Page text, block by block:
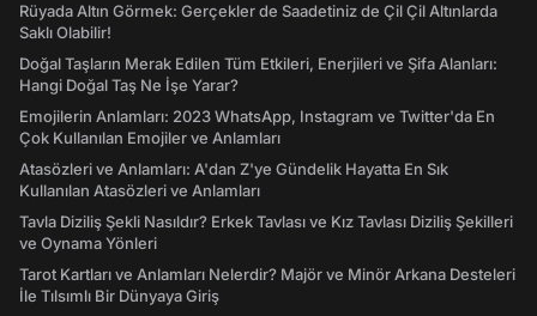
Rüyada Altın Görmek: Gerçekler de Saadetiniz de Çil Çil Altınlarda
Saklı Olabilir!
Doğal Taşların Merak Edilen Tüm Etkileri, Enerjileri ve Şifa Alanları:
Hangi Doğal Taş Ne İşe Yarar?
Emojilerin Anlamları: 2023 WhatsApp, Instagram ve Twitter'da En
Çok Kullanılan Emojiler ve Anlamları
Atasözleri ve Anlamları: A'dan Z'ye Gündelik Hayatta En Sık
Kullanılan Atasözleri ve Anlamları
Tavla Diziliş Şekli Nasıldır? Erkek Tavlası ve Kız Tavlası Diziliş Şekilleri
ve Oynama Yönleri
Tarot Kartları ve Anlamları Nelerdir? Majör ve Minör Arkana Desteleri
İle Tılsımlı Bir Dünyaya Giriş